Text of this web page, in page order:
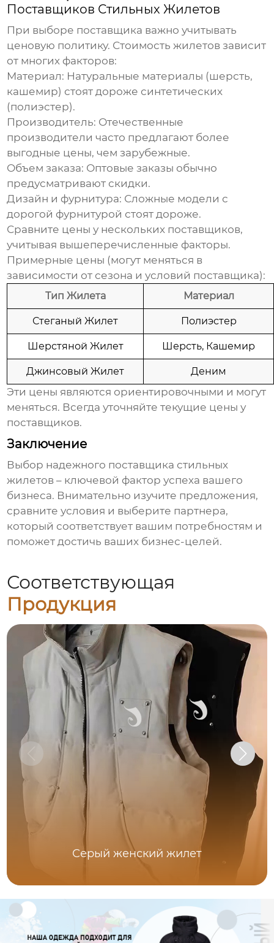
Поставщиков Стильных Жилетов
При выборе поставщика важно учитывать
ценовую политику. Стоимость жилетов зависит
от многих факторов:
Материал: Натуральные материалы (шерсть,
кашемир) стоят дороже синтетических
(полиэстер).
Производитель: Отечественные
производители часто предлагают более
выгодные цены, чем зарубежные.
Объем заказа: Оптовые заказы обычно
предусматривают скидки.
Дизайн и фурнитура: Сложные модели с
дорогой фурнитурой стоят дороже.
Сравните цены у нескольких поставщиков,
учитывая вышеперечисленные факторы.
Примерные цены (могут меняться в
зависимости от сезона и условий поставщика):
Тип Жилета Материал
Стеганый Жилет Полиэстер
Шерстяной Жилет Шерсть, Кашемир
Джинсовый Жилет Деним
Эти цены являются ориентировочными и могут
меняться. Всегда уточняйте текущие цены у
поставщиков.
Заключение
Выбор надежного поставщика стильных
жилетов – ключевой фактор успеха вашего
бизнеса. Внимательно изучите предложения,
сравните условия и выберите партнера,
который соответствует вашим потребностям и
поможет достичь ваших бизнес-целей.
Соответствующая
Продукция
Серый женский жилет